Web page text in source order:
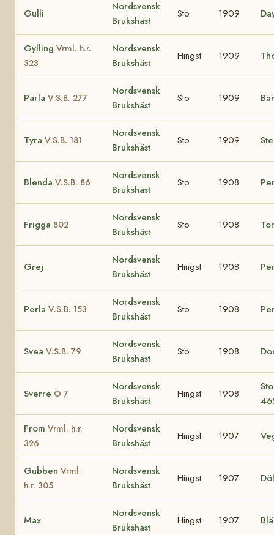
Gulli
Nordsvensk
Brukshäst
Sto 1909
Gylling Vrml. h.r.
323
Nordsvensk
Brukshäst
Hingst 1909
Pärla V.S.B. 277
Nordsvensk
Brukshäst
Sto 1909
Tyra V.S.B. 181
Nordsvensk
Brukshäst
Sto 1909
Blenda V.S.B. 86
Nordsvensk
Brukshäst
Sto 1908
Frigga 802
Nordsvensk
Brukshäst
Sto 1908
Grej
Nordsvensk
Brukshäst
Hingst 1908
Perla V.S.B. 153
Nordsvensk
Brukshäst
Sto 1908
Svea V.S.B. 79
Nordsvensk
Brukshäst
Sto 1908
Sverre Ö 7
Nordsvensk
Brukshäst
Hingst 1908
From Vrml. h.r.
326
Nordsvensk
Brukshäst
Hingst 1907
Gubben Vrml.
h.r. 305
Nordsvensk
Brukshäst
Hingst 1907
Max
Nordsvensk
Brukshäst
Hingst 1907